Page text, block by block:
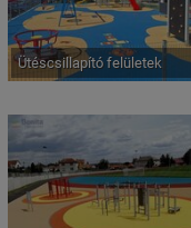
Ütéscsillapító felületek